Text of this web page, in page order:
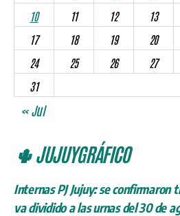
10
11 12 13
17
18 19 20
24
25 26 27
31
« Jul
🌵 JUJUYGRÁFICO
Internas PJ Jujuy: se confirmaron
va dividido a las urnas del 30 de